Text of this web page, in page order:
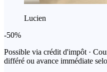
Lucien
-50%
Possible via crédit d'impôt ·
différé ou avance immédiate